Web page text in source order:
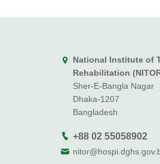
National Institute of
Rehabilitation
Sher-E-Bangla Nagar
Dhaka-1207
Bangladesh
+88 02 55058902